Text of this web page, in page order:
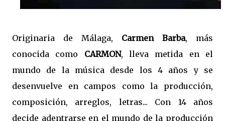
Originaria de Málaga, Carmen Barba, más
conocida como CARMON, lleva metida en el
mundo de la música desde los 4 años y se
desenvuelve en campos como la producción,
composición, arreglos, letras... Con 14 años
decide adentrarse en el mundo de la producción